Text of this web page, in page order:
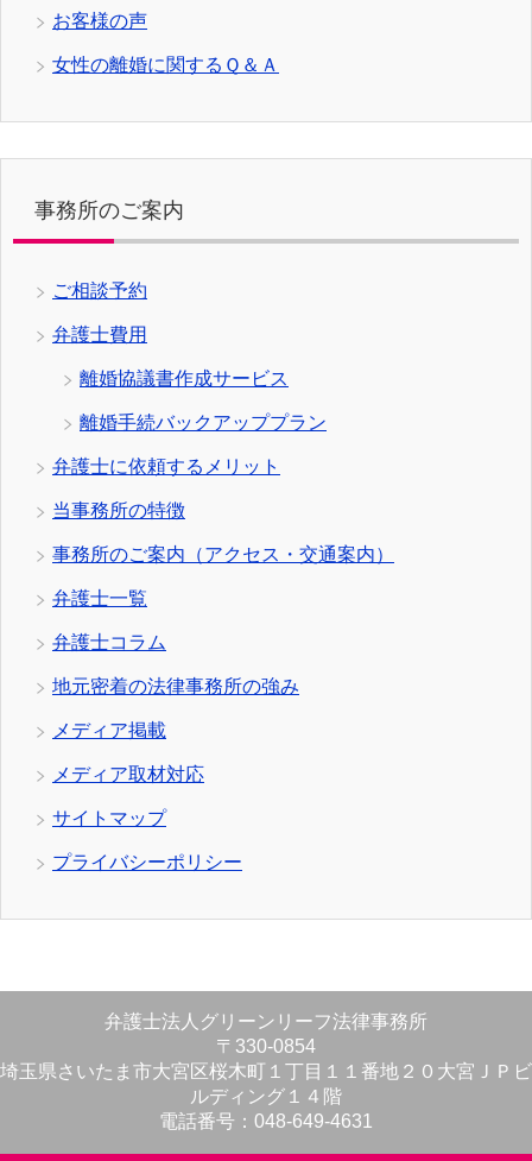
お客様の声
女性の離婚に関するＱ＆Ａ
事務所のご案内
ご相談予約
弁護士費用
離婚協議書作成サービス
離婚手続バックアッププラン
弁護士に依頼するメリット
当事務所の特徴
事務所のご案内（アクセス・交通案内）
弁護士一覧
弁護士コラム
地元密着の法律事務所の強み
メディア掲載
メディア取材対応
サイトマップ
プライバシーポリシー
弁護士法人グリーンリーフ法律事務所
〒330-0854
埼玉県さいたま市大宮区桜木町１丁目１１番地２０大宮ＪＰビ
ルディング１４階
電話番号：048-649-4631